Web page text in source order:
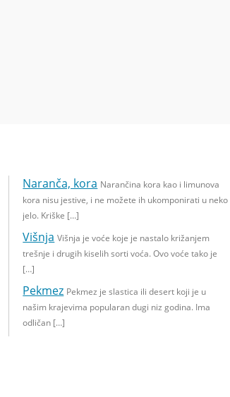
Naranča, kora Narančina kora kao i limunova
kora nisu jestive, i ne možete ih ukomponirati u neko
jelo. Kriške […]
Višnja Višnja je voće koje je nastalo križanjem
trešnje i drugih kiselih sorti voća. Ovo voće tako je
[…]
Pekmez Pekmez je slastica ili desert koji je u
našim krajevima popularan dugi niz godina. Ima
odličan […]